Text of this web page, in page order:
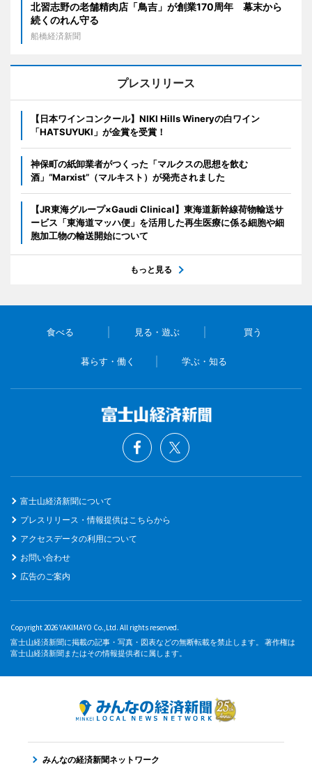
北習志野の老舗精肉店「鳥吉」が創業170周年 幕末から
続くのれん守る
船橋経済新聞
プレスリリース
【日本ワインコンクール】NIKI Hills Wineryの白ワイン
「HATSUYUKI」が金賞を受賞！
神保町の紙卸業者がつくった「マルクスの思想を飲む
酒」“Marxist”（マルキスト）が発売されました
【JR東海グループ×Gaudi Clinical】東海道新幹線荷物輸送サ
ービス「東海道マッハ便」を活用した再生医療に係る細胞や細
胞加工物の輸送開始について
もっと見る
食べる 見る・遊ぶ 買う
暮らす・働く 学ぶ・知る
富士山経済新聞について
プレスリリース・情報提供はこちらから
アクセスデータの利用について
お問い合わせ
広告のご案内
Copyright 2026 YAKIMAYO Co.,Ltd. All rights reserved.
富士山経済新聞に掲載の記事・写真・図表などの無断転載を禁止します。 著作権は
富士山経済新聞またはその情報提供者に属します。
みんなの経済新聞ネットワーク